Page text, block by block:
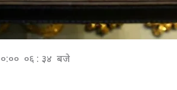
००:०० ०६ : ३४ बजे